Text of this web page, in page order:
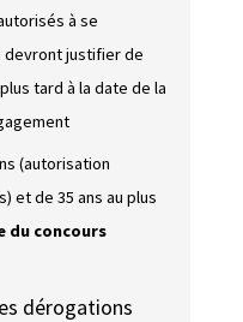
à se
devront justifier de
tard à la date de la
(autorisation
) et de 35 ans au plus
du concours
dérogations